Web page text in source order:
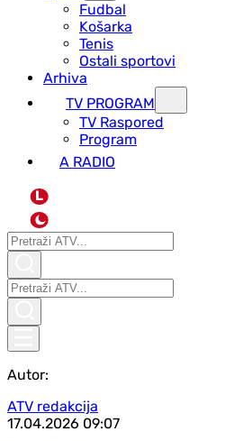
Fudbal
Košarka
Tenis
Ostali sportovi
Arhiva
TV PROGRAM
ТV Raspored
Program
A RADIO
L
Autor:
ATV redakcija
17.04.2026 09:07